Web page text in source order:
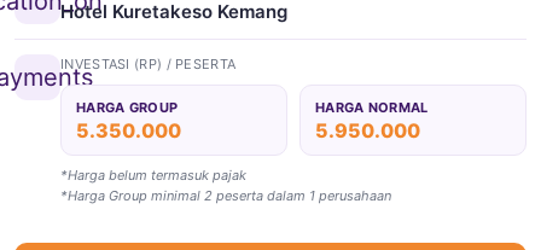
Hotel Kuretakeso Kemang
INVESTASI (RP) / PESERTA
HARGA GROUP
5.350.000
HARGA NORMAL
5.950.000
*Harga belum termasuk pajak
*Harga Group minimal 2 peserta dalam 1 perusahaan